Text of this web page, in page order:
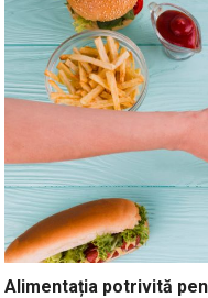
Alimentația potrivită